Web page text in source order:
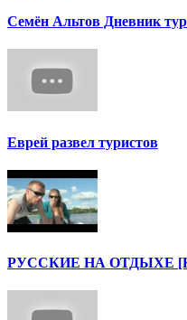
Семён Альтов Дневник
Еврей развел туристов
РУССКИЕ НА ОТДЫХЕ